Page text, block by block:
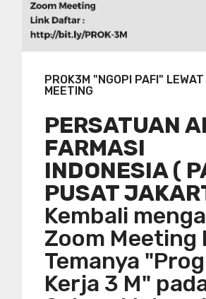
PROK3M "NGOPI PAFI" LEWAT
MEETING
PERSATUAN
FARMASI
INDONESIA (
PUSAT
Kembali
Zoom Meeting
Temanya
Kerja 3 M"